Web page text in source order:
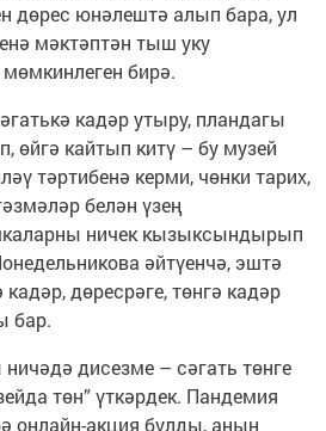
дөрес юнәлештә алып бара, ул
мәктәптән тыш уку
бирә.
кадәр утыру, пландагы
өйгә кайтып китү – бу музей
тәртибенә керми, чөнки тарих,
белән үзең
ничек кызыксындырып
әйтүенчә, эштә
дөресрәге, төнгә кадәр
бар.
дисезме – сәгать төнге
төн” үткәрдек. Пандемия
онлайн-акция булды, аның